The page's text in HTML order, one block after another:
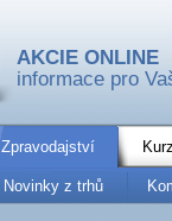
AKCIE ONLINE
informace pro
Zpravodajství
Novinky z trhů